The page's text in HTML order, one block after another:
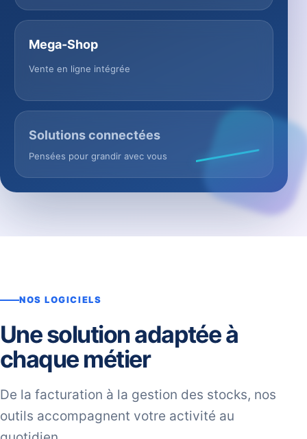
Mega-Shop
Vente en ligne intégrée
Solutions connectées
Pensées pour grandir avec vous
NOS LOGICIELS
Une solution adaptée à
chaque métier
De la facturation à la gestion des stocks, nos
outils accompagnent votre activité au